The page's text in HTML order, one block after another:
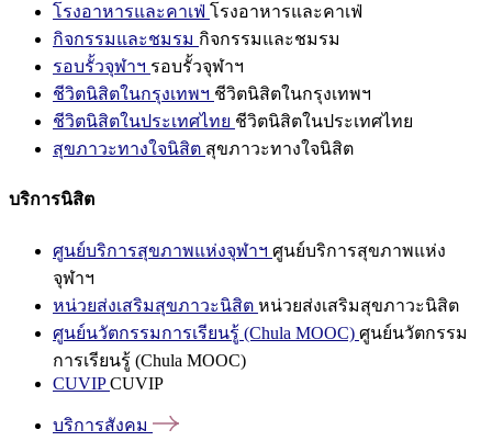
โรงอาหารและคาเฟ่ โรงอาหารและคาเฟ่
กิจกรรมและชมรม กิจกรรมและชมรม
รอบรั้วจุฬาฯ รอบรั้วจุฬาฯ
ชีวิตนิสิตในกรุงเทพฯ ชีวิตนิสิตในกรุงเทพฯ
ชีวิตนิสิตในประเทศไทย ชีวิตนิสิตในประเทศไทย
สุขภาวะทางใจนิสิต สุขภาวะทางใจนิสิต
บริการนิสิต
ศูนย์บริการสุขภาพแห่งจุฬาฯ ศูนย์บริการสุขภาพแห่ง
จุฬาฯ
หน่วยส่งเสริมสุขภาวะนิสิต หน่วยส่งเสริมสุขภาวะนิสิต
ศูนย์นวัตกรรมการเรียนรู้ (Chula MOOC) ศูนย์นวัตกรรม
การเรียนรู้ (Chula MOOC)
CUVIPCUVIP
บริการสังคม